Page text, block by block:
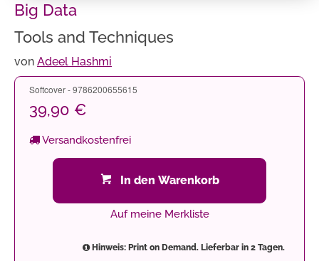
Big Data
Tools and Techniques
von Adeel Hashmi
Softcover - 9786200655615
39,90 €
Versandkostenfrei
In den Warenkorb
Auf meine Merkliste
Hinweis: Print on Demand. Lieferbar in 2 Tagen.